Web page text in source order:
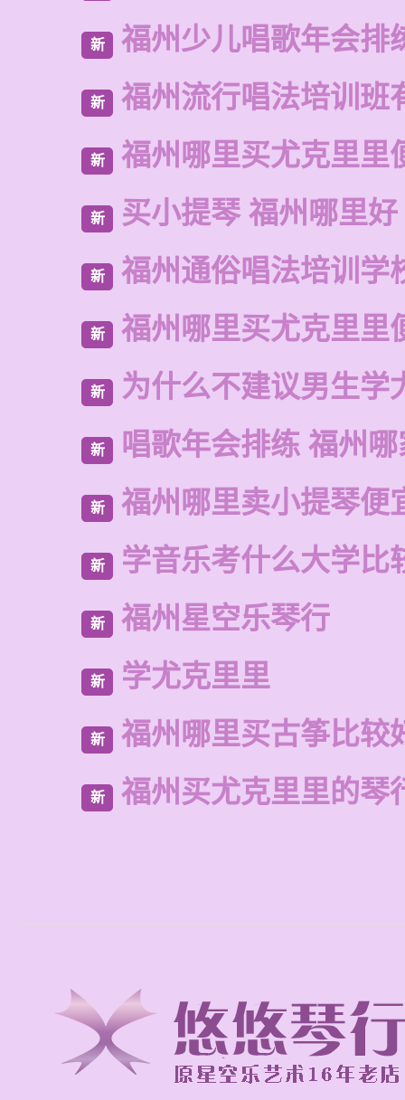
新 福州少儿唱歌年会排
新 福州流行唱法培训班
新 福州哪里买尤克里里
新 买小提琴 福州哪里好
新 福州通俗唱法培训学
新 福州哪里买尤克里里
新 为什么不建议男生学
新 唱歌年会排练 福州
新 福州哪里卖小提琴便
新 学音乐考什么大学比
新 福州星空乐琴行
新 学尤克里里
新 福州哪里买古筝比较
新 福州买尤克里里的琴